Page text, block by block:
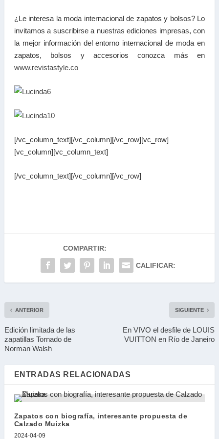
¿Le interesa la moda internacional de zapatos y bolsos? Lo
invitamos a suscribirse a nuestras ediciones impresas, con
la mejor información del entorno internacional de moda en
zapatos, bolsos y accesorios conozca más en
www.revistastyle.co
[/vc_column_text][/vc_column][/vc_row][vc_row]
[vc_column][vc_column_text]
[/vc_column_text][/vc_column][/vc_row]
COMPARTIR:
CALIFICAR:
ANTERIOR
Edición limitada de las
zapatillas Tornado de
Norman Walsh
SIGUIENTE
En VIVO el desfile de LOUIS
VUITTON en Río de Janeiro
ENTRADAS RELACIONADAS
Zapatos con biografía, interesante propuesta de
Calzado Muizka
2024-04-09